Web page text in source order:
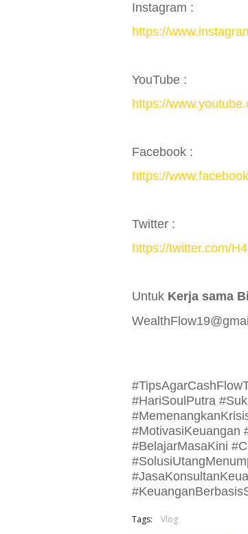
Instagram :
https://
YouTube :
https://
Facebook :
https://
Twitter :
https://twitter.com/
Untuk Kerja sama
#HariSoulPutra
#MotivasiKeuangan
#BelajarMasaKini
Tags: Vlog